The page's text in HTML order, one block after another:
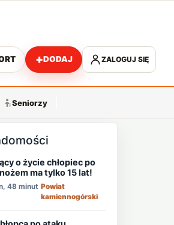
+DODAJ ZALOGUJ SIĘ
Seniorzy
o życie chłopiec po
ma tylko 15 lat!
48 minut Powiat
kamiennogórski